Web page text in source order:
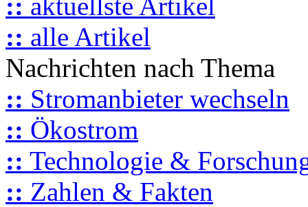
:: alle Artikel
Nachrichten nach Thema
:: Stromanbieter wechseln
:: Ökostrom
:: Technologie &
:: Zahlen & Fakten